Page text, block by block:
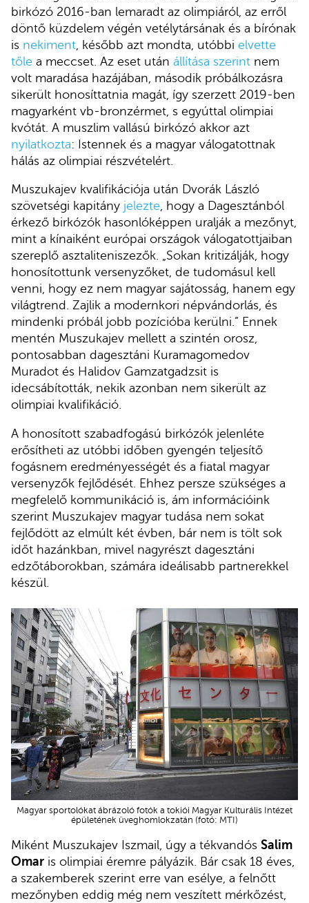
birkózó 2016-ban lemaradt az olimpiáról, az erről
döntő küzdelem végén vetélytársának és a bírónak
is nekiment , később azt mondta, utóbbi elvette
tőle a meccset. Az eset után állítása szerint nem
volt maradása hazájában, második próbálkozásra
sikerült honosíttatnia magát, így szerzett 2019-ben
magyarként vb-bronzérmet, s egyúttal olimpiai
kvótát. A muszlim vallású birkózó akkor azt
nyilatkozta: Istennek és a magyar válogatottnak
hálás az olimpiai részvételért.
Muszukajev kvalifikációja után Dvorák László
szövetségi kapitány jelezte, hogy a Dagesztánból
érkező birkózók hasonlóképpen uralják a mezőnyt,
mint a kínaiként európai országok válogatottjaiban
szereplő asztaliteniszezők. „Sokan kritizálják, hogy
honosítottunk versenyzőket, de tudomásul kell
venni, hogy ez nem magyar sajátosság, hanem egy
világtrend. Zajlik a modernkori népvándorlás, és
mindenki próbál jobb pozícióba kerülni.” Ennek
mentén Muszukajev mellett a szintén orosz,
pontosabban dagesztáni Kuramagomedov
Muradot és Halidov Gamzatgadzsit is
idecsábították, nekik azonban nem sikerült az
olimpiai kvalifikáció.
A honosított szabadfogású birkózók jelenléte
erősítheti az utóbbi időben gyengén teljesítő
fogásnem eredményességét és a fiatal magyar
versenyzők fejlődését. Ehhez persze szükséges a
megfelelő kommunikáció is, ám információink
szerint Muszukajev magyar tudása nem sokat
fejlődött az elmúlt két évben, bár nem is tölt sok
időt hazánkban, mivel nagyrészt dagesztáni
edzőtáborokban, számára ideálisabb partnerekkel
készül.
Magyar sportolókat ábrázoló fotók a tokiói Magyar Kulturális Intézet
épületének üveghomlokzatán (fotó: MTI)
Miként Muszukajev Iszmail, úgy a tékvandós Salim
Omar is olimpiai éremre pályázik. Bár csak 18 éves,
a szakemberek szerint erre van esélye, a felnőtt
mezőnyben eddig még nem veszített mérkőzést,